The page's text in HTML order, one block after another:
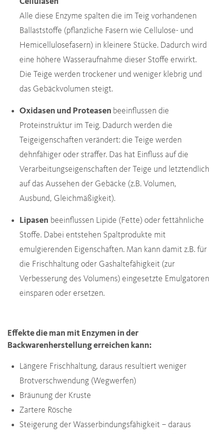
Alle diese Enzyme spalten die im Teig vorhandenen
Ballaststoffe (pflanzliche Fasern wie Cellulose- und
Hemicellulosefasern) in kleinere Stücke. Dadurch wird
eine höhere Wasseraufnahme dieser Stoffe erwirkt.
Die Teige werden trockener und weniger klebrig und
das Gebäckvolumen steigt.
Oxidasen und Proteasen beeinflussen die
Proteinstruktur im Teig. Dadurch werden die
Teigeigenschaften verändert: die Teige werden
dehnfähiger oder straffer. Das hat Einfluss auf die
Verarbeitungseigenschaften der Teige und letztendlich
auf das Aussehen der Gebäcke (z.B. Volumen,
Ausbund, Gleichmäßigkeit).
Lipasen beeinflussen Lipide (Fette) oder fettähnliche
Stoffe. Dabei entstehen Spaltprodukte mit
emulgierenden Eigenschaften. Man kann damit z.B. für
die Frischhaltung oder Gashaltefähigkeit (zur
Verbesserung des Volumens) eingesetzte Emulgatoren
einsparen oder ersetzen.
Effekte die man mit Enzymen in der
Backwarenherstellung erreichen kann:
Längere Frischhaltung, daraus resultiert weniger
Brotverschwendung (Wegwerfen)
Bräunung der Kruste
Zartere Rösche
Steigerung der Wasserbindungsfähigkeit – daraus